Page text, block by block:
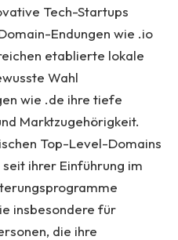
Tech-Startups
Endungen wie .io
etablierte lokale
Wahl
wie .de ihre tiefe
Marktzugehörigkeit.
Top-Level-Domains
ihrer Einführung im
insbesondere für
die ihre